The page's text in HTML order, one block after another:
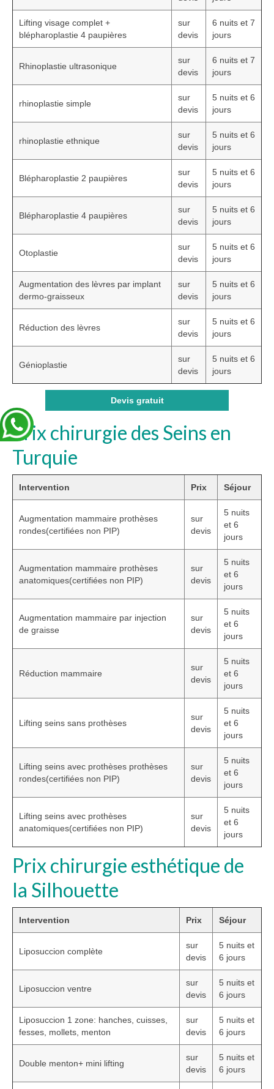
Lifting visage complet +
blépharoplastie 4 paupières
sur
devis
6 nuits et 7
jours
Rhinoplastie ultrasonique
sur
devis
6 nuits et 7
jours
rhinoplastie simple
sur
devis
5 nuits et 6
jours
rhinoplastie ethnique
sur
devis
5 nuits et 6
jours
Blépharoplastie 2 paupières
sur
devis
5 nuits et 6
jours
Blépharoplastie 4 paupières
sur
devis
5 nuits et 6
jours
Otoplastie
sur
devis
5 nuits et 6
jours
Augmentation des lèvres par implant
dermo-graisseux
sur
devis
5 nuits et 6
jours
Réduction des lèvres
sur
devis
5 nuits et 6
jours
Génioplastie
sur
devis
5 nuits et 6
jours
Devis gratuit
Prix chirurgie des Seins en
Turquie
Intervention Prix Séjour
Augmentation mammaire prothèses
rondes(certifiées non PIP)
sur
devis
5 nuits
et 6
jours
Augmentation mammaire prothèses
anatomiques(certifiées non PIP)
sur
devis
5 nuits
et 6
jours
Augmentation mammaire par injection
de graisse
sur
devis
5 nuits
et 6
jours
Réduction mammaire
sur
devis
5 nuits
et 6
jours
Lifting seins sans prothèses
sur
devis
5 nuits
et 6
jours
Lifting seins avec prothèses prothèses
rondes(certifiées non PIP)
sur
devis
5 nuits
et 6
jours
Lifting seins avec prothèses
anatomiques(certifiées non PIP)
sur
devis
5 nuits
et 6
jours
Prix chirurgie esthétique de
la Silhouette
Intervention Prix Séjour
Liposuccion complète
sur
devis
5 nuits et
6 jours
Liposuccion ventre
sur
devis
5 nuits et
6 jours
Liposuccion 1 zone: hanches, cuisses,
fesses, mollets, menton
sur
devis
5 nuits et
6 jours
Double menton+ mini lifting
sur
devis
5 nuits et
6 jours